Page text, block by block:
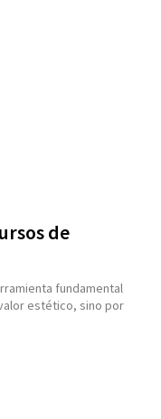
de
fundamental
estético, sino por